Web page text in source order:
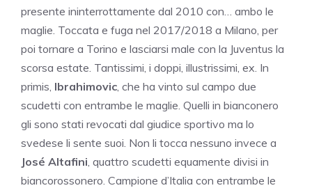
presente ininterrottamente dal 2010 con… ambo le
maglie. Toccata e fuga nel 2017/2018 a Milano, per
poi tornare a Torino e lasciarsi male con la Juventus la
scorsa estate. Tantissimi, i doppi, illustrissimi, ex . In
primis, Ibrahimovic , che ha vinto sul campo due
scudetti con entrambe le maglie. Quelli in bianconero
gli sono stati revocati dal giudice sportivo ma lo
svedese li sente suoi. Non li tocca nessuno invece a
José Altafini , quattro scudetti equamente divisi in
biancorossonero. Campione d’Italia con entrambe le